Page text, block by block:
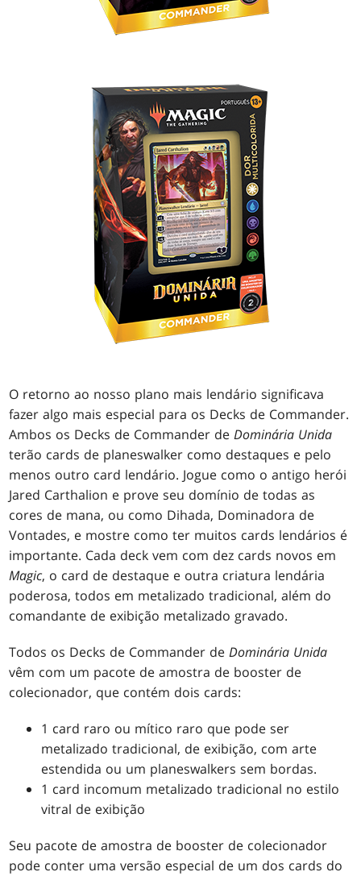
O retorno ao nosso plano mais lendário significava
fazer algo mais especial para os Decks de Commander.
Ambos os Decks de Commander deDominária Unida
terão cards de planeswalker como destaques e pelo
menos outro card lendário. Jogue como o antigo herói
Jared Carthalion e prove seu domínio de todas as
cores de mana, ou como Dihada, Dominadora de
Vontades, e mostre como ter muitos cards lendários é
importante. Cada deck vem com dez cards novos em
Magic, o card de destaque e outra criatura lendária
poderosa, todos em metalizado tradicional, além do
comandante de exibição metalizado gravado.
Todos os Decks de Commander deDominária Unida
vêm com um pacote de amostra de booster de
colecionador, que contém dois cards:
1 card raro ou mítico raro que pode ser
metalizado tradicional, de exibição, com arte
estendida ou um planeswalkers sem bordas.
1 card incomum metalizado tradicional no estilo
vitral de exibição
Seu pacote de amostra de booster de colecionador
pode conter uma versão especial de um dos cards do